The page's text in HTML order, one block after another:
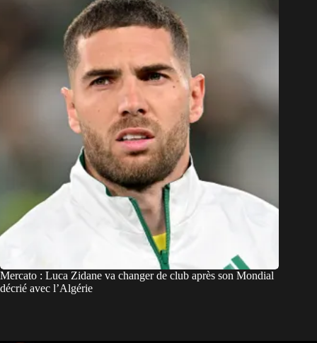
Mercato : Luca Zidane va changer de club après son Mondial
décrié avec l’Algérie